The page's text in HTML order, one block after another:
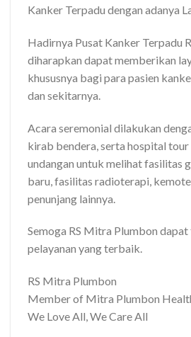
Kanker Terpadu dengan adanya
Hadirnya Pusat Kanker Terpadu
diharapkan dapat memberikan
khususnya bagi para pasien
dan sekitarnya.
Acara seremonial dilakukan
kirab bendera, serta hospital tour
undangan untuk melihat fasilitas
baru, fasilitas radioterapi,
penunjang lainnya.
Semoga RS Mitra Plumbon
pelayanan yang terbaik.
RS Mitra Plumbon
Member of Mitra Plumbon
We Love All, We Care All